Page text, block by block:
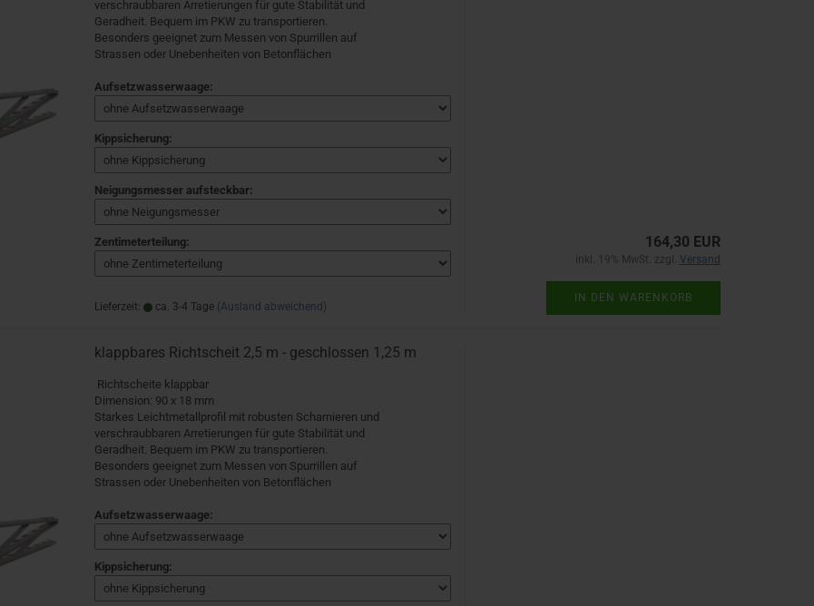
verschraubbaren Arretierungen für gute Stabilität und
Geradheit. Bequem im PKW zu transportieren.
Besonders geeignet zum Messen von Spurrillen auf
Strassen oder Unebenheiten von Betonflächen
Aufsetzwasserwaage:
Kippsicherung:
Neigungsmesser aufsteckbar:
Zentimeterteilung:
Lieferzeit: ca. 3-4 Tage (Ausland abweichend)
164,30 EUR
inkl. 19% MwSt. zzgl. Versand
IN DEN WARENKORB
klappbares Richtscheit 2,5 m - geschlossen 1,25 m
Richtscheite klappbar
Dimension: 90 x 18 mm
Starkes Leichtmetallprofil mit robusten Scharnieren und
verschraubbaren Arretierungen für gute Stabilität und
Geradheit. Bequem im PKW zu transportieren.
Besonders geeignet zum Messen von Spurrillen auf
Strassen oder Unebenheiten von Betonflächen
Aufsetzwasserwaage:
Kippsicherung: